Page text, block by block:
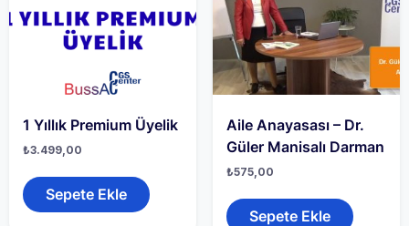
1 Yıllık Premium Üyelik
₺3.499,00
Sepete Ekle
Aile Anayasası – Dr.
Güler Manisalı Darman
₺575,00
Sepete Ekle